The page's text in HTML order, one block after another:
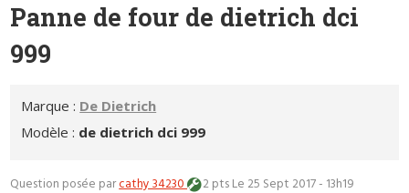
Panne de four de dietrich dci
999
Marque : De Dietrich
Modèle : de dietrich dci 999
Question posée parcathy 34230 2 ptsLe 25 Sept 2017 - 13h19